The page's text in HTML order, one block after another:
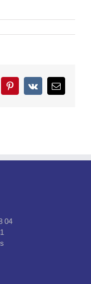
Pinterest
Vk Email
04